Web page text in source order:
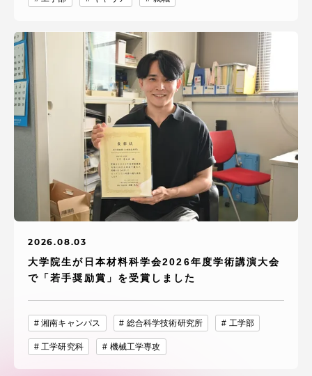
2026.08.03
大学院生が日本材料科学会2026年度学術講演大会
で「若手奨励賞」を受賞しました
湘南キャンパス 総合科学技術研究所 工学部
工学研究科 機械工学専攻